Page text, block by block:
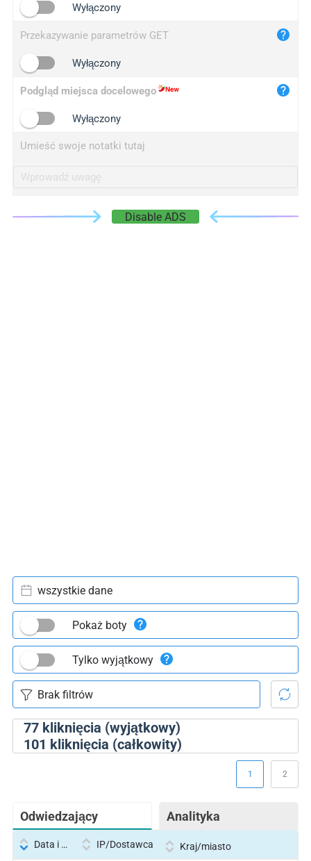
Wyłączony
Przekazywanie parametrów GET
Wyłączony
Podgląd miejsca docelowego
Wyłączony
Umieść swoje notatki tutaj
Disable ADS
77kliknięcia (wyjątkowy)
101 kliknięcia (całkowity)
wszystkie dane
Pokaż boty
Tylko wyjątkowy
Odwiedzający Analityka
1 2
Data i godzina IP/Dostawca Kraj/miasto